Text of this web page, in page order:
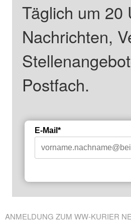
Täglich um 20
Nachrichten,
Postfach.
E-Mail*
ANMELDUNG ZUM WW-KURIER